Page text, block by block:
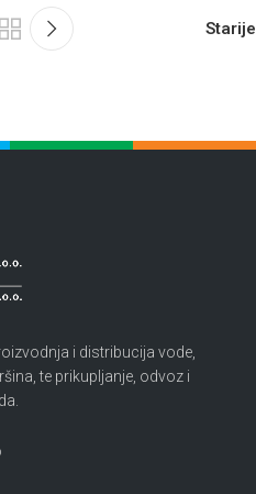
Starije
i distribucija vode,
te prikupljanje, odvoz i